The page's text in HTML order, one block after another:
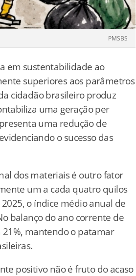
PMSBS
em sustentabilidade ao
superiores aos parâmetros
cidadão brasileiro produz
uma geração per
uma redução de
o sucesso das
dos materiais é outro fator
um a cada quatro quilos
o índice médio anual de
balanço do ano corrente de
mantendo o patamar
positivo não é fruto do acaso